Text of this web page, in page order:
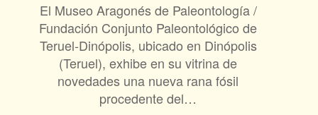
El Museo Aragonés de Paleontología /
Fundación Conjunto Paleontológico de
Teruel-Dinópolis, ubicado en Dinópolis
(Teruel), exhibe en su vitrina de
novedades una nueva rana fósil
procedente del…